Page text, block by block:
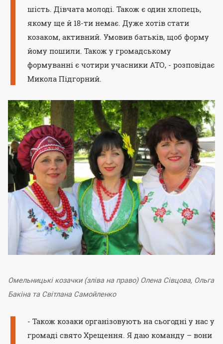
шість. Дівчата молоді. Також є один хлопець,
якому ще й 18-ти немає. Дуже хотів стати
козаком, активний. Умовив батьків, щоб форму
йому пошили. Також у громадському
формуванні є чотири учасники АТО, - розповідає
Микола Підгорний.
Омельницькі козачки (зліва на право) Олена Сівцова, Ольга
Бакіна та Світлана Самойленко
- Також козаки організовують на сьогодні у нас у
громаді свято Хрещення. Я даю команду – вони